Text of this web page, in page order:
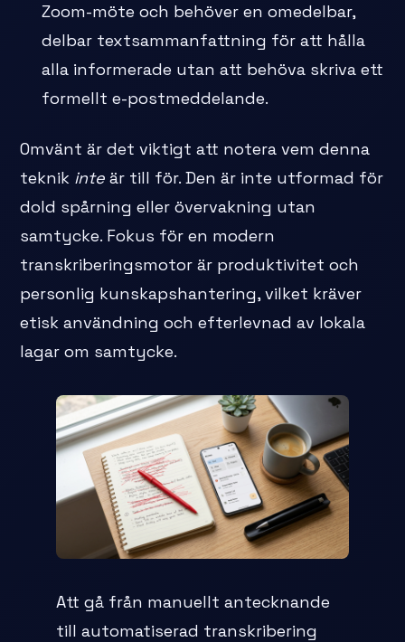
Zoom-möte och behöver en omedelbar,
delbar textsammanfattning för att hålla
alla informerade utan att behöva skriva ett
formellt e-postmeddelande.
Omvänt är det viktigt att notera vem denna
teknik inte är till för. Den är inte utformad för
dold spårning eller övervakning utan
samtycke. Fokus för en modern
transkriberingsmotor är produktivitet och
personlig kunskapshantering, vilket kräver
etisk användning och efterlevnad av lokala
lagar om samtycke.
Att gå från manuellt antecknande
till automatiserad transkribering